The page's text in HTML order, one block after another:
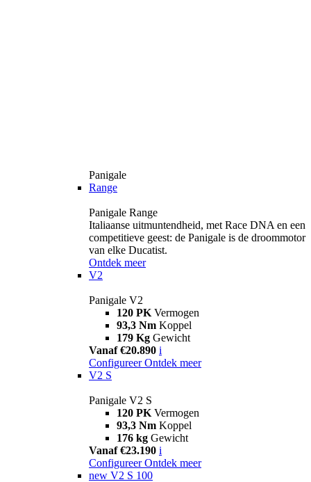
Panigale
Range
Panigale Range
Italiaanse uitmuntendheid, met Race DNA en een
competitieve geest: de Panigale is de droommotor
van elke Ducatist.
Ontdek meer
V2
Panigale V2
120 PK Vermogen
93,3 Nm Koppel
179 Kg Gewicht
Vanaf €20.890 i
Configureer Ontdek meer
V2 S
Panigale V2 S
120 PK Vermogen
93,3 Nm Koppel
176 kg Gewicht
Vanaf €23.190 i
Configureer Ontdek meer
new V2 S 100